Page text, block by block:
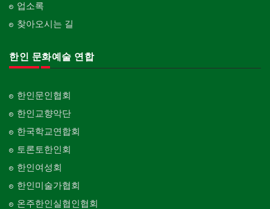
업소록
찾아오시는 길
한인 문화예술 연합
한인문인협회
한인교향악단
한국학교연합회
토론토한인회
한인여성회
한인미술가협회
온주한인실협인협회